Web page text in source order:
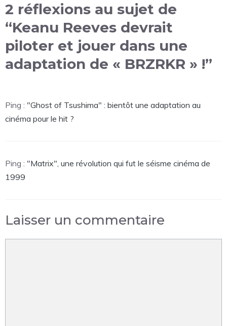
2 réflexions au sujet de
“Keanu Reeves devrait
piloter et jouer dans une
adaptation de « BRZRKR » !”
Ping : "Ghost of Tsushima" : bientôt une adaptation au
cinéma pour le hit ?
Ping : "Matrix", une révolution qui fut le séisme cinéma de
1999
Laisser un commentaire